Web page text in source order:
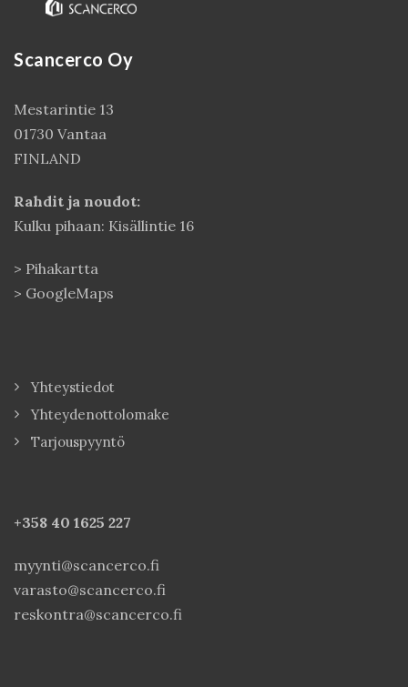
Scancerco Oy
Mestarintie 13
01730 Vantaa
FINLAND
Rahdit ja noudot:
Kulku pihaan: Kisällintie 16
> Pihakartta
> GoogleMaps
Yhteystiedot
Yhteydenottolomake
Tarjouspyyntö
+358 40 1625 227
myynti@scancerco.fi
varasto@scancerco.fi
reskontra@scancerco.fi